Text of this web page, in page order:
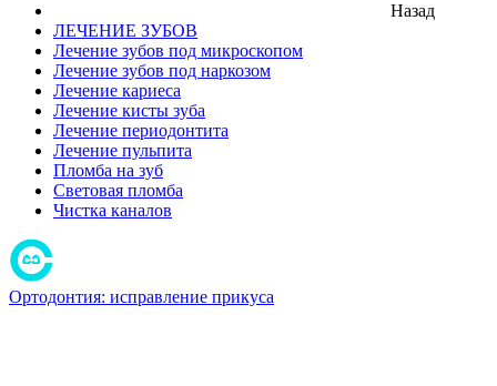
Назад
ЛЕЧЕНИЕ ЗУБОВ
Лечение зубов под микроскопом
Лечение зубов под наркозом
Лечение кариеса
Лечение кисты зуба
Лечение периодонтита
Лечение пульпита
Пломба на зуб
Световая пломба
Чистка каналов
Ортодонтия: исправление прикуса